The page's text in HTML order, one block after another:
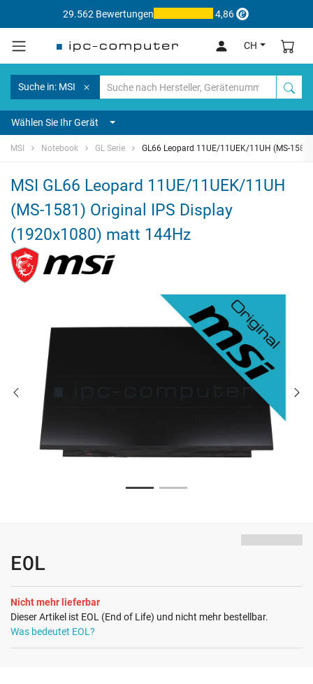
29.562 Bewertungen 4,86
CH
Suche in: MSI
Wählen Sie Ihr Gerät
MSI Notebook GL Serie GL66 Leopard 11UE/11UEK/11UH (MS-1581)
MSI GL66 Leopard 11UE/11UEK/11UH
(MS-1581) Original IPS Display
(1920x1080) matt 144Hz
EOL
Nicht mehr lieferbar
Dieser Artikel ist EOL (End of Life) und nicht mehr bestellbar.
Was bedeutet EOL?